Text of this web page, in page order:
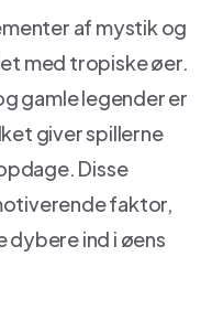
af mystik og
med tropiske øer.
gamle legender er
giver spillerne
Disse
faktor,
dybere ind i øens